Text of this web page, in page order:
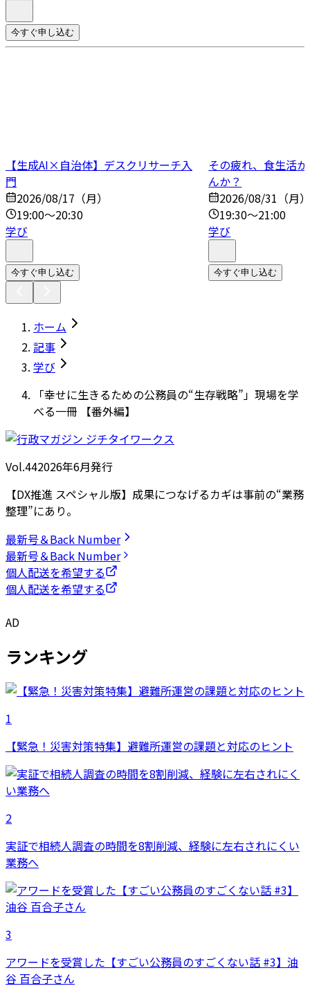
今すぐ申し込む
【生成AI×自治体】デスクリサーチ入
門
2026/08/17（月）
19:00～20:30
学び
今すぐ申し込む
その疲れ、食生活
んか？
2026/08/31（月
19:30～21:00
学び
今すぐ申し込む
ホーム
記事
学び
「幸せに生きるための公務員の“生存戦略”」現場を学
べる一冊 【番外編】
Vol.442026年6月発行
【DX推進 スペシャル版】成果につなげるカギは事前の“業務
整理”にあり。
最新号＆Back Number
最新号＆Back Number
個人配送を希望する
個人配送を希望する
AD
ランキング
1
【緊急！災害対策特集】避難所運営の課題と対応のヒント
2
実証で相続人調査の時間を8割削減、経験に左右されにくい
業務へ
3
アワードを受賞した【すごい公務員のすごくない話 #3】油
谷 百合子さん